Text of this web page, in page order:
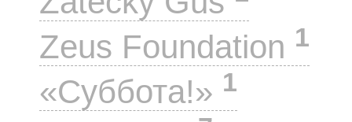
Zeus Foundation 1
«Суббота!» 1